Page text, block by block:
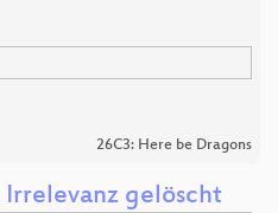
26C3: Here be Dragons
gelöscht